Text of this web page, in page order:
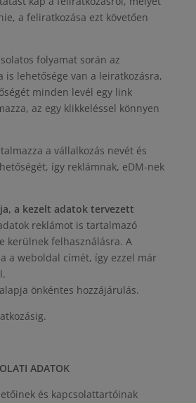
a feliratkozása ezt követően
folyamat során az
is lehetősége van a leiratkozásra,
minden levél egy link
az egy klikkeléssel könnyen
a vállalkozás nevét és
így reklámnak, eDM-nek
a kezelt adatok tervezett
reklámot is tartalmazó
kerülnek felhasználásra. A
a weboldal címét, így ezzel már
önkéntes hozzájárulás.
ADATOK
és kapcsolattartóinak